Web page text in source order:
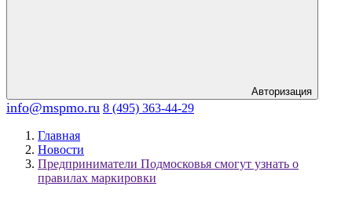
Авторизация
info@mspmo.ru 8 (495) 363-44-29
Главная
Новости
Предприниматели Подмосковья смогут узнать о
правилах маркировки